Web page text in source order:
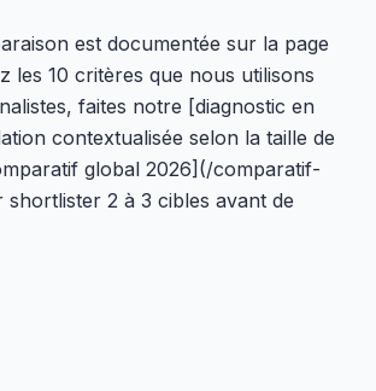
est documentée sur la page
10 critères que nous utilisons
faites notre [diagnostic en
contextualisée selon la taille de
global 2026](/comparatif-
2 à 3 cibles avant de